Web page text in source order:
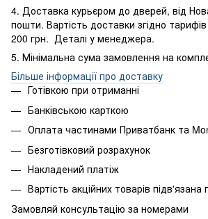
4. Доставка курьєром до дверей, від
пошти. Вартість доставки згідно тарифів
200 грн. Деталі у менеджера.
5. Мінімальна сума замовлення на
Більше інформації про доставку
Готівкою при отриманні
Банківською карткою
Оплата частинами Приватбанк та
Безготівковий розрахунок
Накладений платіж
Вартість акційних товарів підв'язана
Замовляй консультацію за номерами